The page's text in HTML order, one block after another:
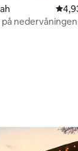
190 omdömen
4,93
nedervåningen